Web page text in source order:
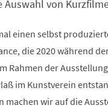
Auswahl von
einen selbst
die 2020 während
Rahmen der Ausstellung
im Kunstverein
machen wir auf die